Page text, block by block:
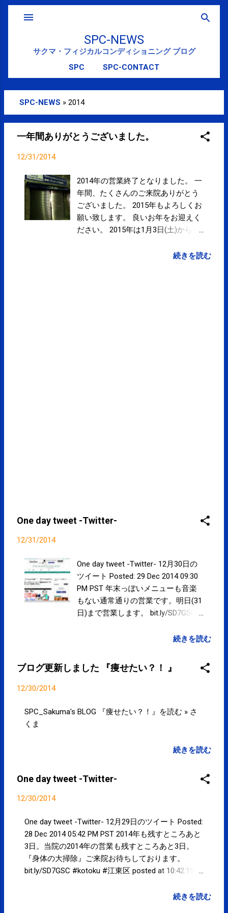
SPC-NEWS
サクマ・フィジカルコンディショニング ブログ
SPC
SPC-CONTACT
稿
SPC-NEWS » 2014
一年間ありがとうございました。
12/31/2014
2014年の営業終了となりました。 一
年間、たくさんのご来院ありがとう
ございました。 2015年もよろしくお
願い致します。 良いお年をお迎えく
ださい。 2015年は1月3日(土)からの
続きを読む
One day tweet -Twitter-
12/31/2014
One day tweet -Twitter- 12月30日の
ツイート Posted: 29 Dec 2014 09:30
PM PST 年末っぽいメニューも音楽
もない通常通りの営業です。明日(31
日)まで営業します。 bit.ly/SD7GSC
"座りっぱなしでいると「健康寿命が
plus.google.com/11700662797435…
posted at 14:30:46 You are
(@SPCstyle) - Twilog To stop
powered by Google Google Inc., 1600
続きを読む
ブログ更新しました 『痩せたい？！ 』
12/30/2014
SPC_Sakuma's BLOG 『痩せたい？！』を読む » さ
くま
続きを読む
One day tweet -Twitter-
12/30/2014
One day tweet -Twitter- 12月29日のツイート Posted:
28 Dec 2014 05:42 PM PST 2014年も残すところあと
3日。当院の2014年の営業も残すところあと3日。
『身体の大掃除』ご来院お待ちしております。
bit.ly/SD7GSC #kotoku #江東区 posted at 10:42:19
ィジカルコンディショニング(@SPCstyle) - Twilog
続きを読む